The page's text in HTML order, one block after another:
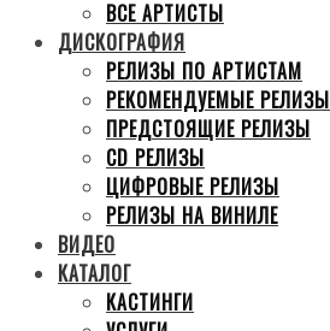
ВСЕ АРТИСТЫ
ДИСКОГРАФИЯ
РЕЛИЗЫ ПО АРТИСТАМ
РЕКОМЕНДУЕМЫЕ РЕЛИЗЫ
ПРЕДСТОЯЩИЕ РЕЛИЗЫ
CD РЕЛИЗЫ
ЦИФРОВЫЕ РЕЛИЗЫ
РЕЛИЗЫ НА ВИНИЛЕ
ВИДЕО
КАТАЛОГ
КАСТИНГИ